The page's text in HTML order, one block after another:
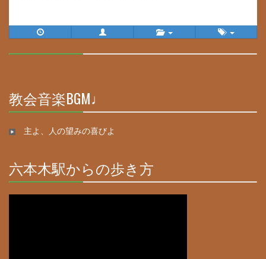
教会音楽BGM♩
Complete
主よ、人の望みの喜びよ
六本木駅からの歩き方